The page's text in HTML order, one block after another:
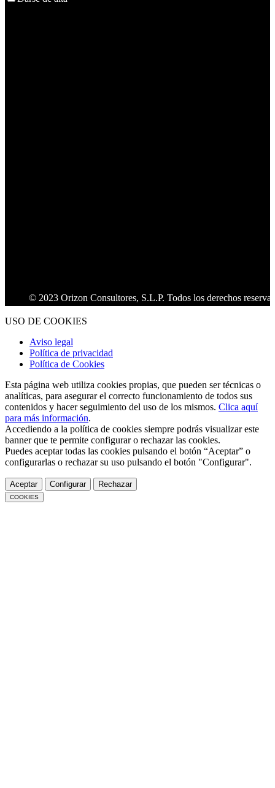
© 2023 Orizon Consultores, S.L.P. Todos los derechos reservados.
USO DE COOKIES
Aviso legal
Política de privacidad
Política de Cookies
Esta página web utiliza cookies propias, que pueden ser técnicas o
analíticas, para asegurar el correcto funcionamiento de todos sus
contenidos y hacer seguimiento del uso de los mismos. Clica aquí
para más información.
Accediendo a la política de cookies siempre podrás visualizar este
banner que te permite configurar o rechazar las cookies.
Puedes aceptar todas las cookies pulsando el botón “Aceptar” o
configurarlas o rechazar su uso pulsando el botón "Configurar".
Aceptar Configurar Rechazar
COOKIES